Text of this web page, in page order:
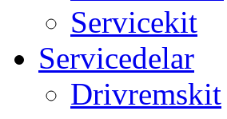
Servicekit
Servicedelar
Drivremskit